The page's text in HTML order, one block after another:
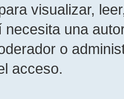
visualizar,
necesita una
o
acceso.